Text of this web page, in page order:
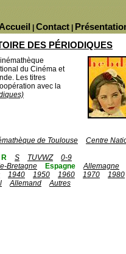
Contact
Accueil
DES PÉRIODIQUES
du Cinéma et
Les titres
avec la
de Toulouse
Centre
R S TUVWZ
0-9
Bretagne Espagne Allemagne
1940 1950 1960 1970 1980
Allemand
Autres